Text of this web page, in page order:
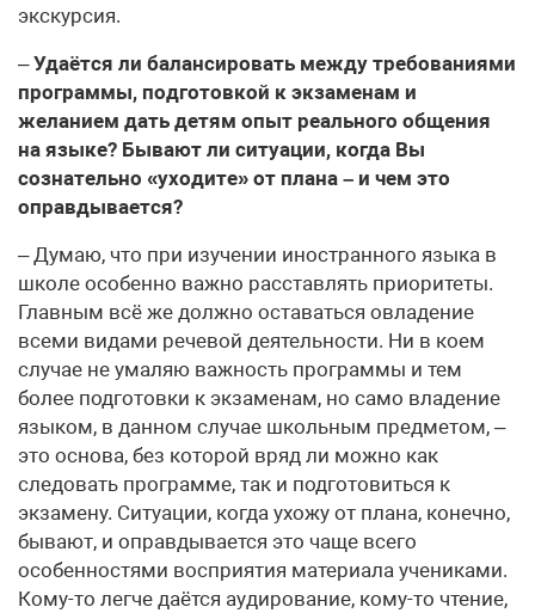
экскурсия.
–Удаётся ли балансировать между требованиями
программы, подготовкой к экзаменам и
желанием дать детям опыт реального общения
на языке? Бывают ли ситуации, когда Вы
сознательно «уходите» от плана – и чем это
оправдывается?
– Думаю, что при изучении иностранного языка в
школе особенно важно расставлять приоритеты.
Главным всё же должно оставаться овладение
всеми видами речевой деятельности. Ни в коем
случае не умаляю важность программы и тем
более подготовки к экзаменам, но само владение
языком, в данном случае школьным предметом, –
это основа, без которой вряд ли можно как
следовать программе, так и подготовиться к
экзамену. Ситуации, когда ухожу от плана, конечно,
бывают, и оправдывается это чаще всего
особенностями восприятия материала учениками.
Кому-то легче даётся аудирование, кому-то чтение,